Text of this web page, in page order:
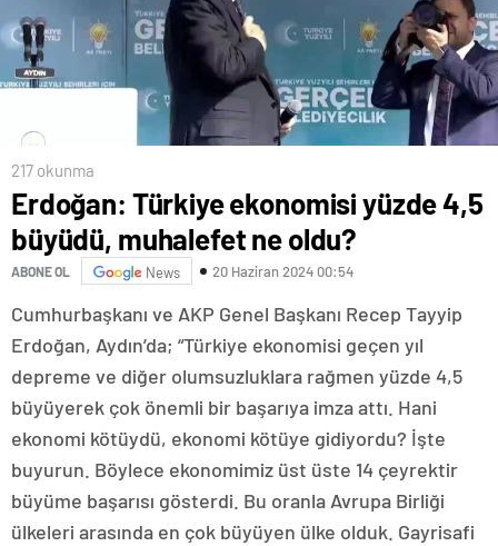
217 okunma
Erdoğan: Türkiye ekonomisi yüzde 4,5
büyüdü, muhalefet ne oldu?
ABONE OL News 20 Haziran 2024 00:54
Cumhurbaşkanı ve AKP Genel Başkanı Recep Tayyip
Erdoğan, Aydın’da; “Türkiye ekonomisi geçen yıl
depreme ve diğer olumsuzluklara rağmen yüzde 4,5
büyüyerek çok önemli bir başarıya imza attı. Hani
ekonomi kötüydü, ekonomi kötüye gidiyordu? İşte
buyurun. Böylece ekonomimiz üst üste 14 çeyrektir
büyüme başarısı gösterdi. Bu oranla Avrupa Birliği
ülkeleri arasında en çok büyüyen ülke olduk. Gayrisafi